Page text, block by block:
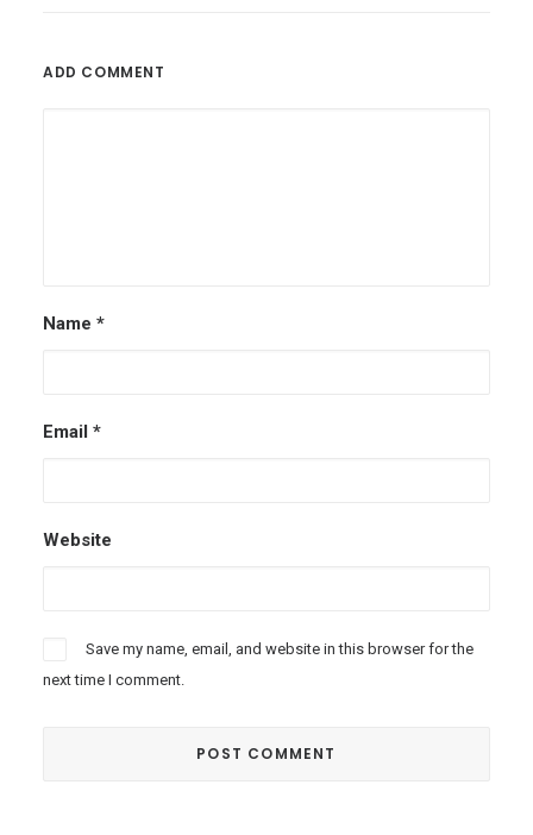
ADD COMMENT
Name *
Email *
Website
Save my name, email, and website in this browser for the
next time I comment.